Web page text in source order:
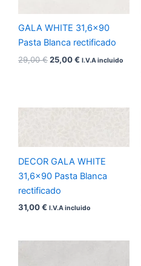
GALA WHITE 31,6×90
Pasta Blanca rectificado
29,00€25,00€ I.V.A incluido
DECOR GALA WHITE
31,6×90 Pasta Blanca
rectificado
31,00€ I.V.A incluido